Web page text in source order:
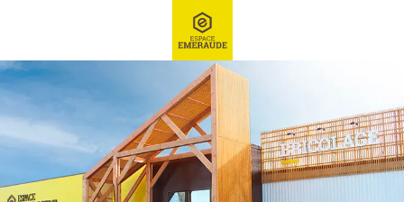
Ex : Robot tondeuse, ...
Quincaillerie du bâtiment
BARRE DE SEUIL